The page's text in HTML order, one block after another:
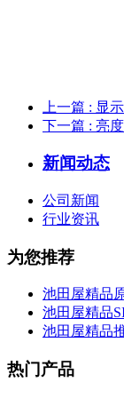
上一篇 : 显
下一篇 : 亮
新闻动态
公司新闻
行业资讯
为您推荐
池田屋精品
池田屋精品
池田屋精品
热门产品